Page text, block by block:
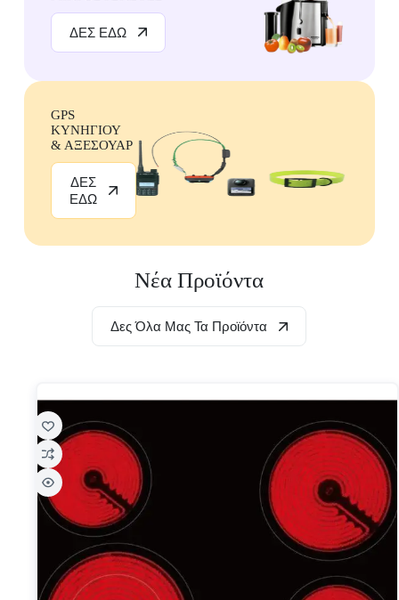
ΔΕΣ ΕΔΩ
GPS
ΚΥΝΗΓΙΟΥ
& ΑΞΕΣΟΥΑΡ
ΔΕΣ
ΕΔΩ
Νέα Προϊόντα
Δες Όλα Μας Τα Προϊόντα